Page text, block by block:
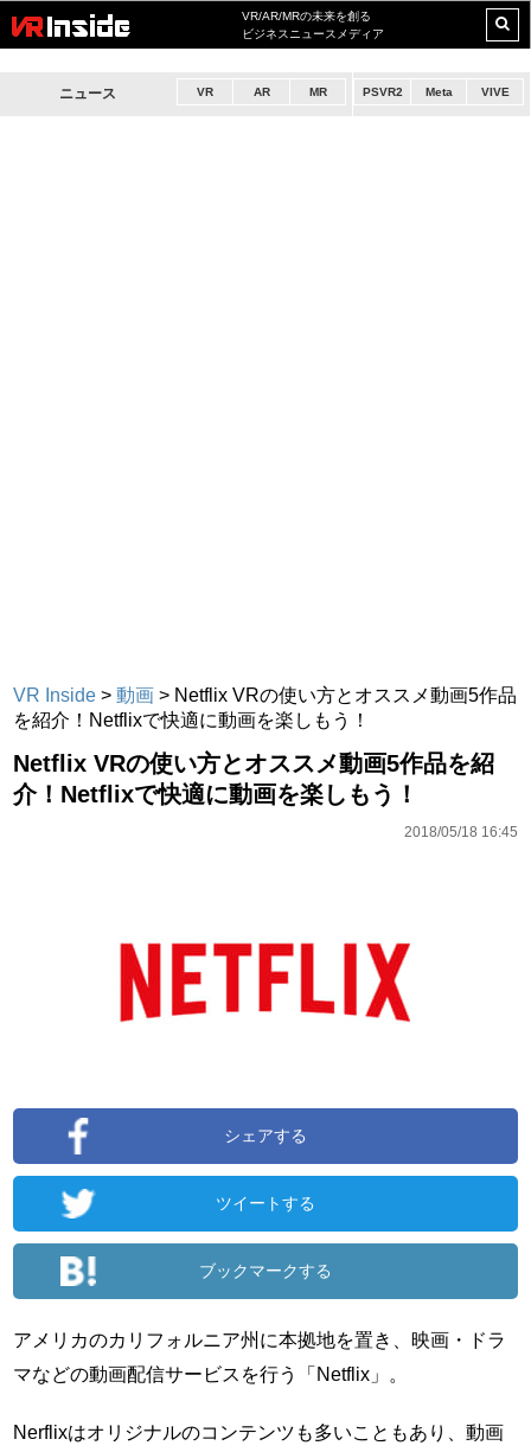
VR/AR/MRの未来を創る
ビジネスニュースメディア
ニュース VR AR MR PSVR2 Meta VIVE
VR Inside >動画 > Netflix VRの使い方とオススメ動画5作品
を紹介！Netflixで快適に動画を楽しもう！
Netflix VRの使い方とオススメ動画5作品を紹
介！Netflixで快適に動画を楽しもう！
2018/05/18 16:45
シェアする
ツイートする
ブックマークする
アメリカのカリフォルニア州に本拠地を置き、映画・ドラ
マなどの動画配信サービスを行う「Netflix」。
Nerflixはオリジナルのコンテンツも多いこともあり、動画